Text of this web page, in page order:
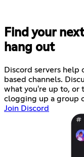
Find your
hang out
Discord servers help
based channels.
what you're up to,
clogging up a group
Join Discord